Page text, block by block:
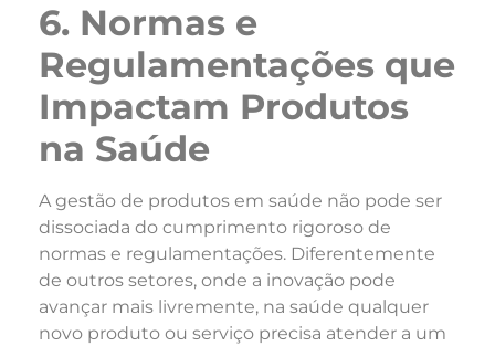
6. Normas e
Regulamentações que
Impactam Produtos
na Saúde
A gestão de produtos em saúde não pode ser
dissociada do cumprimento rigoroso de
normas e regulamentações. Diferentemente
de outros setores, onde a inovação pode
avançar mais livremente, na saúde qualquer
novo produto ou serviço precisa atender a um